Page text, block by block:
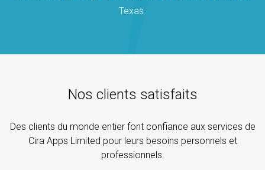
Texas.
Nos clients satisfaits
Des clients du monde entier font confiance aux services de
Cira Apps Limited pour leurs besoins personnels et
professionnels.